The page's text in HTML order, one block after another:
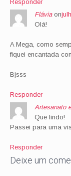
Responder
Fláviaon
Olá!
A Mega, como
fiquei encantada
Bjsss
Responder
Artesanato
Que lindo!
Passei para uma
Responder
Deixe um